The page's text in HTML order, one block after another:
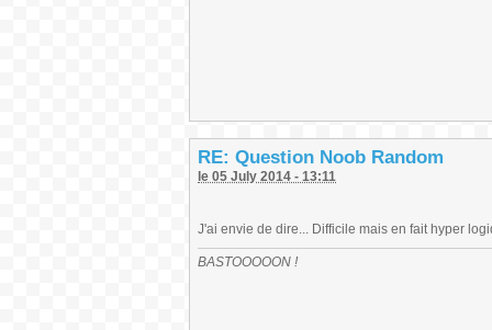
RE: Question Noob Random
le 05 July 2014 - 13:11
J'ai envie de dire... Difficile mais en fait hyper
BASTOOOOON !